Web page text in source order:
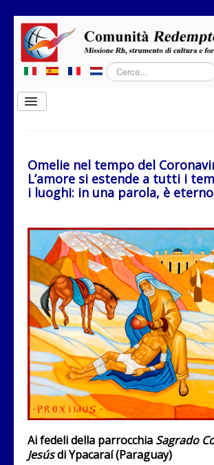
Cerca...
Cambia
Chi siamo
Dove operiamo
Contatti
Privacy
Donazione
Omelie nel tempo del
L’amore si estende a tutti i
i luoghi: in una parola, è eterno
Ai fedeli della parrocchia Sagrado
Jesúsdi Ypacaraí (Paraguay)